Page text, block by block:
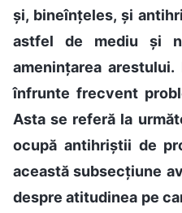
și, bineînțeles, și
astfel de mediu și
amenințarea
înfrunte frecvent
Asta se referă la
ocupă antihriștii de
această subsecțiune
despre atitudinea pe